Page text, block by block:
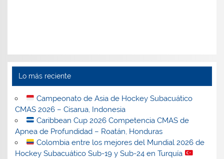
Lo más reciente
Campeonato de Asia de Hockey Subacuático
CMAS 2026 – Cisarua, Indonesia
Caribbean Cup 2026 Competencia CMAS de
Apnea de Profundidad – Roatán, Honduras
Colombia entre los mejores del Mundial 2026 de
Hockey Subacuático Sub-19 y Sub-24 en Turquía